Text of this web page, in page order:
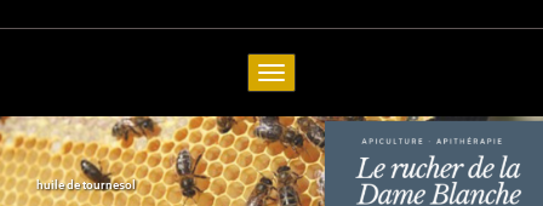
Toggle navigation
huile de tournesol